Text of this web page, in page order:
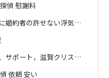
偵 慰謝料
の許せない浮気、無料相談で解決
ポート，滋賀クリスタル探偵
依頼 安い